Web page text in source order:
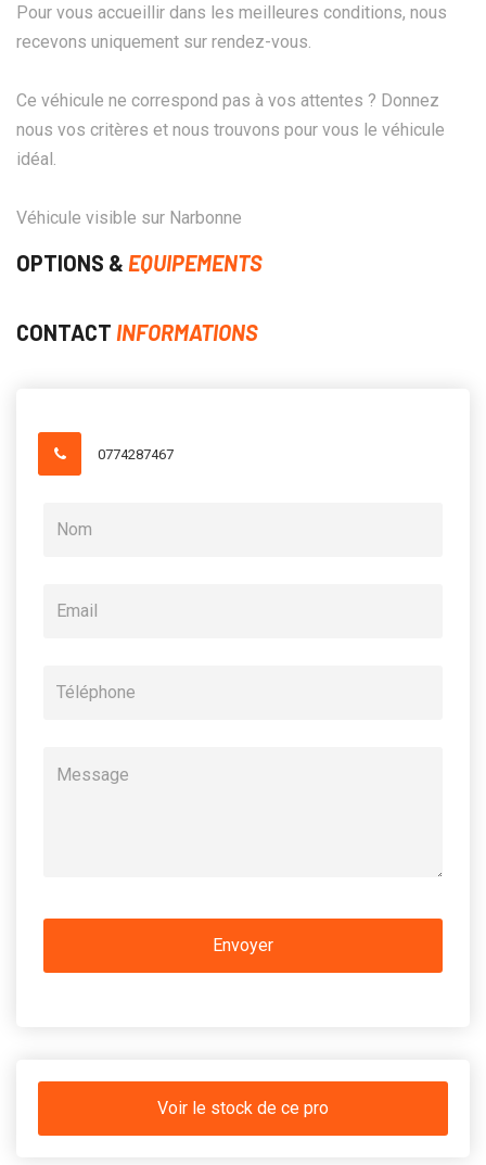
Pour vous accueillir dans les meilleures conditions, nous
recevons uniquement sur rendez-vous.
Ce véhicule ne correspond pas à vos attentes ? Donnez
nous vos critères et nous trouvons pour vous le véhicule
idéal.
Véhicule visible sur Narbonne
OPTIONS & EQUIPEMENTS
CONTACT INFORMATIONS
0774287467
Voir le stock de ce pro